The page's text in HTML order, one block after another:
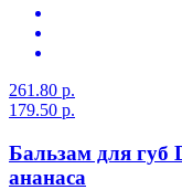
261.80 р.
179.50 р.
Бальзам для губ
ананаса